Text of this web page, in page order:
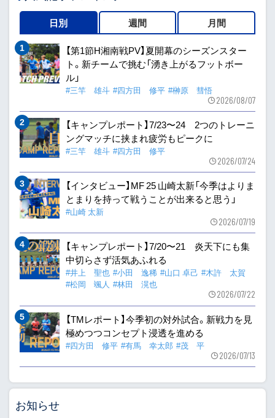
日別 週間 月間
【第1節H湘南戦PV】夏開幕のシーズンスター
ト。新チームで挑む「湧き上がるフットボー
ル」
#三竿 雄斗 #四方田 修平 #榊原 彗悟
2026/08/07
【キャンプレポート】7/23〜24 2つのトレーニ
ングマッチに挟まれ疲労もピークに
#三竿 雄斗 #四方田 修平
2026/07/24
【インタビュー】MF 25 山崎太新「今季はよりま
とまりを持って戦うことが出来ると思う」
#山崎 太新
2026/07/19
【キャンプレポート】7/20〜21 炎天下にも集
中切らさず活気あふれる
#井上 聖也 #小田 逸稀 #山口 卓己 #木許 太賀
#松岡 颯人 #林田 滉也
2026/07/22
【TMレポート】今季初の対外試合。新戦力を見
極めつつコンセプト浸透を進める
#四方田 修平 #有馬 幸太郎 #茂 平
2026/07/13
お知らせ